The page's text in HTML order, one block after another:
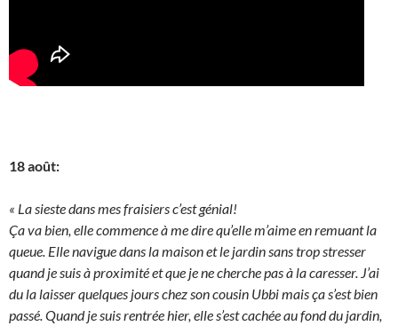
18 août:
« La sieste dans mes fraisiers c’est génial!
Ça va bien, elle commence à me dire qu’elle m’aime en remuant la
queue. Elle navigue dans la maison et le jardin sans trop stresser
quand je suis à proximité et que je ne cherche pas à la caresser. J’ai
du la laisser quelques jours chez son cousin Ubbi mais ça s’est bien
passé. Quand je suis rentrée hier, elle s’est cachée au fond du jardin,